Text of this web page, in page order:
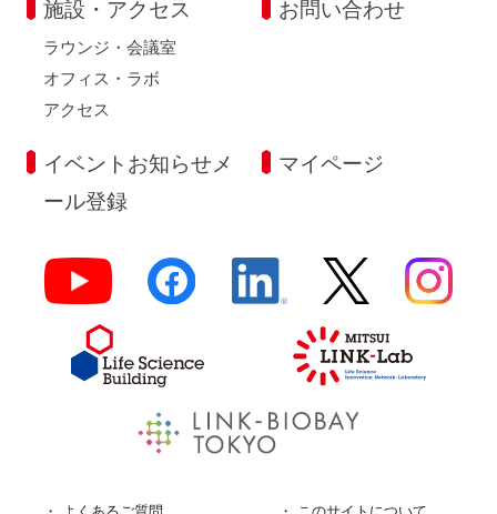
施設・アクセス
ラウンジ・会議室
オフィス・ラボ
アクセス
お問い合わせ
イベントお知らせメ
ール登録
マイページ